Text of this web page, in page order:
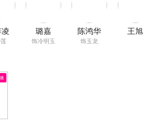
玉，两颗女娲之心合并一起，才能去天龙寺寻找
璐嘉
饰冷明玉
陈鸿华
饰玉龙
王旭